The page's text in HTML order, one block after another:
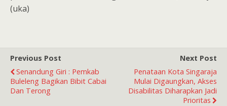
(uka)
Previous Post
Senandung Giri : Pemkab
Buleleng Bagikan Bibit Cabai
Dan Terong
Next Post
Penataan Kota Singaraja
Mulai Digaungkan, Akses
Disabilitas Diharapkan Jadi
Prioritas